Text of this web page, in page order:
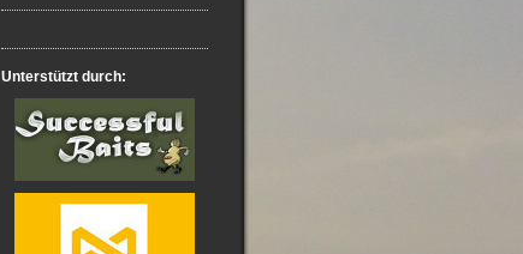
Unterstützt durch: